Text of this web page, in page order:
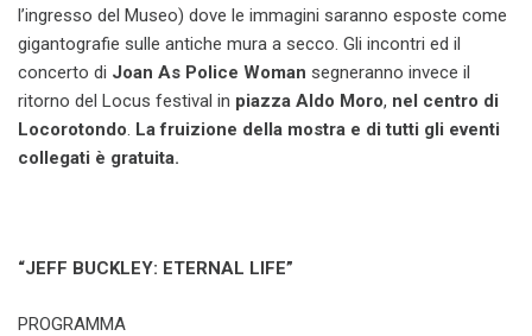
l’ingresso del Museo) dove le immagini saranno esposte come
gigantografie sulle antiche mura a secco. Gli incontri ed il
concerto di Joan As Police Woman segneranno invece il
ritorno del Locus festival in piazza Aldo Moro, nel centro di
Locorotondo. La fruizione della mostra e di tutti gli eventi
collegati è gratuita.
“JEFF BUCKLEY: ETERNAL LIFE”
PROGRAMMA